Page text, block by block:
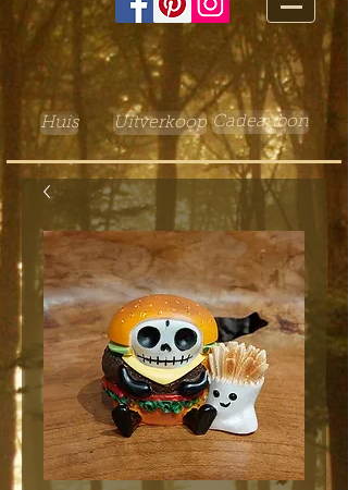
Huis Uitverkoop Cadeaubon